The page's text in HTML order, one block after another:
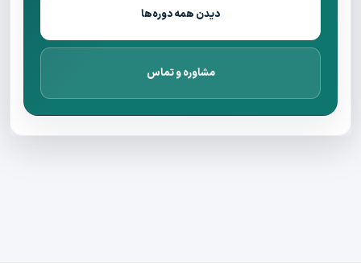
دیدن همه دوره‌ها
مشاوره و تماس